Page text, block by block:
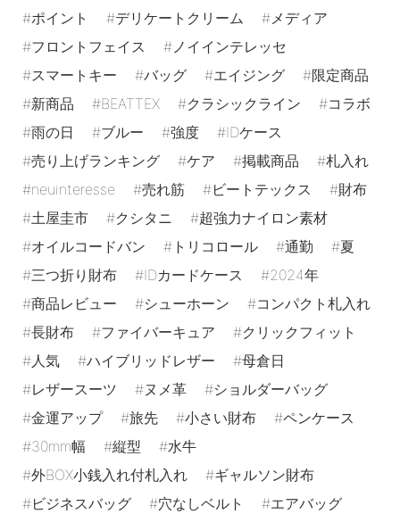
ポイント デリケートクリーム
メディア
フロントフェイス
ノイインテレッセ
スマートキー
バッグ エイジング
限定商品
新商品
BEATTEX クラシックライン
コラボ
雨の日
ブルー 強度
IDケース
売り上げランキング
ケア 掲載商品
札入れ
neuinteresse
売れ筋 ビートテックス
財布
土屋圭市
クシタニ
超強力ナイロン素材
オイルコードバン
トリコロール 通勤
夏
三つ折り財布
IDカードケース
2024年
商品レビュー
シューホーン
コンパクト札入れ
長財布
ファイバーキュア
クリックフィット
人気
ハイブリッドレザー
母倉日
レザースーツ
ヌメ革
ショルダーバッグ
金運アップ
旅先 小さい財布
ペンケース
30mm幅
縦型
水牛
外BOX小銭入れ付札入れ
ギャルソン財布
ビジネスバッグ
穴なしベルト
エアバッグ